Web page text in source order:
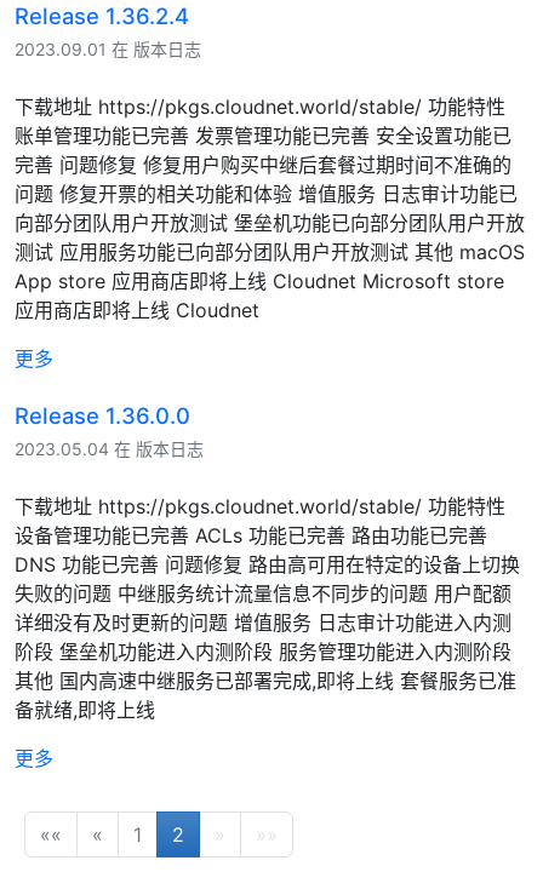
Release 1.36.2.4
2023.09.01 在 版本日志
下载地址 https://pkgs.cloudnet.world/stable/ 功能特性
账单管理功能已完善 发票管理功能已完善 安全设置功能已
完善 问题修复 修复用户购买中继后套餐过期时间不准确的
问题 修复开票的相关功能和体验 增值服务 日志审计功能已
向部分团队用户开放测试 堡垒机功能已向部分团队用户开放
测试 应用服务功能已向部分团队用户开放测试 其他 macOS
App store 应用商店即将上线 Cloudnet Microsoft store
应用商店即将上线 Cloudnet
更多
Release 1.36.0.0
2023.05.04 在 版本日志
下载地址 https://pkgs.cloudnet.world/stable/ 功能特性
设备管理功能已完善 ACLs 功能已完善 路由功能已完善
DNS 功能已完善 问题修复 路由高可用在特定的设备上切换
失败的问题 中继服务统计流量信息不同步的问题 用户配额
详细没有及时更新的问题 增值服务 日志审计功能进入内测
阶段 堡垒机功能进入内测阶段 服务管理功能进入内测阶段
其他 国内高速中继服务已部署完成,即将上线 套餐服务已准
备就绪,即将上线
更多
«« « 1 2 » »»